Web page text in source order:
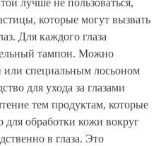
лучше не пользоваться,
которые могут вызвать
Для каждого глаза
тампон. Можно
или специальным лосьоном
для ухода за глазами
тем продуктам, которые
для обработки кожи вокруг
в глаза. Это